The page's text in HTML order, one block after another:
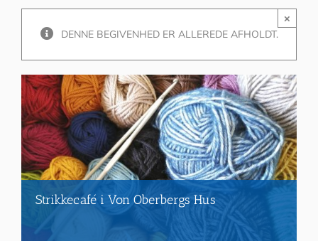
×
DENNE BEGIVENHED ER ALLEREDE AFHOLDT.
Strikkecafé i Von Oberbergs Hus